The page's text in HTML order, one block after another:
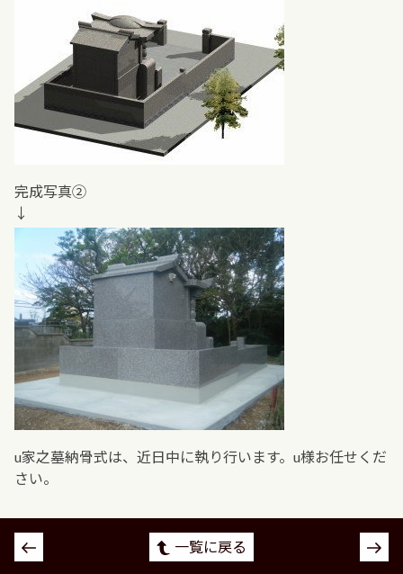
完成写真②
↓
u家之墓納骨式は、近日中に執り行います。u様お任せくだ
さい。
投
稿
一覧に戻る